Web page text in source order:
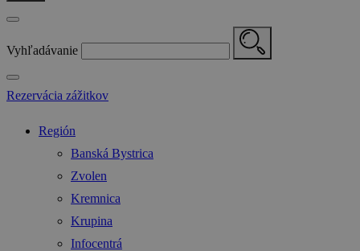
Vyhľadávanie
Rezervácia zážitkov
Región
Banská Bystrica
Zvolen
Kremnica
Krupina
Infocentrá